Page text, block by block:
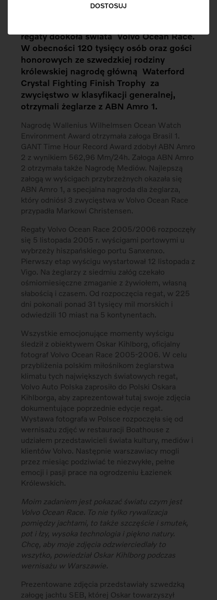
DOSTOSUJ
regaty dookoła świata  Volvo Ocean Race.
W obecności 120 tysięcy osób oraz gości
honorowych ze szwedzkiej rodziny
królewskiej nagrodę główną  Waterford
Crystal Fighting Finish Trophy  za
zwycięstwo w klasyfikacji generalnej,
otrzymali żeglarze z ABN Amro 1.
Nagrodę Wallenius Wilhelmsen Ocean Watch
Environment Award otrzymała załoga Brasil 1.
GANT Time Hour Record Award zdobył ABN Amro
2 z wynikiem 562,96 Mm/24h. Załoga ABN Amro
2 otrzymała także Nagrodę Mediów. Najlepszą
załogą w wyścigach przybrzeżnych okazała się
ABN Amro 1, a specjalna nagroda dla żeglarza,
który odniósł 3 zwycięstwa w Volvo Ocean Race
przypadła Markowi Christensen.
Regaty Volvo Ocean Race 2005/2006 rozpoczęły
się 5 listopada 2005 r. wyścigami portowymi u
wybrzeży hiszpańskiego portu Sanxenxo.
Pierwszy etap wyścigu wystartował 12 listopada z
Vigo. Na żeglarzy z siedmiu załóg czekało
ośmiomiesięczne zmaganie z żywiołem, własną
słabością i czasem. Od rozpoczęcia regat, w 225
dni pokonali ponad 31 tysięcy mil morskich i
odwiedzili 10 miast na 5 kontynentach.
Wszystkie emocjonujące momenty wyścigu
śledził z obiektywem Oskar Kihlborg, oficjalny
fotograf Volvo Ocean Race 2005-2006. W celu
przybliżenia polskim miłośnikom żeglarstwa
klimatu tych największych światowych regat,
Volvo Auto Polska zaprosiło do Polski Oskara
Kihlborga, aby zaprezentował tutaj swoje zdjęcia
dokumentujące poprzednie edycje regat.
Wystawa fotografa w Polsce rozpoczęła się od
wernisażu zdjęć w restauracji Boathouse z
udziałem przedstawicieli świata kultury, mediów i
klientów Volvo. Następnie warszawiacy mogli
przez miesiąc podziwiać te niezwykłe, pełne
emocji i pasji prace na ogrodzeniu Łazienek
Królewskich.
Moim zadaniem jest pokazać światu czym jest
Volvo Ocean Race. To nie tylko rywalizacja
pomiędzy jachtami, to także szczęście i smutek,
pot i łzy, wysoka technologia i piękno natury.
Chcę, aby moje zdjęcia odzwierciedlały to
wszytko, powiedział Oskar Kihlborg podczas
wernisażu w Warszawie.
Prezentowane zdjęcia przedstawiały szwedzką
załogę jachtu SEB, której Oskar towarzyszył